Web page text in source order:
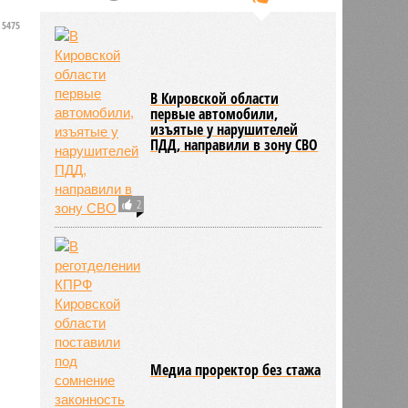
5475
2
В Кировской области
первые автомобили,
изъятые у нарушителей
ПДД, направили в зону СВО
Медиа проректор без стажа